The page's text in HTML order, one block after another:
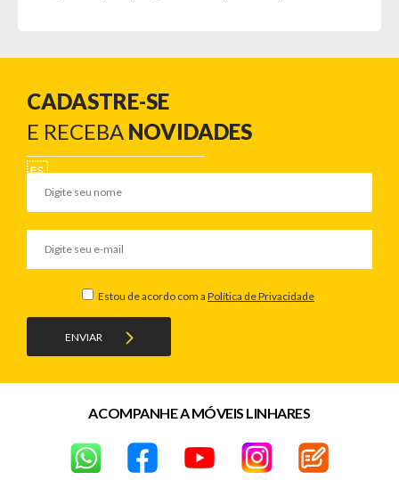
CADASTRE-SE
E RECEBA NOVIDADES
ENVIAR
Estou de acordo com a Política de Privacidade
ACOMPANHE A MÓVEIS LINHARES